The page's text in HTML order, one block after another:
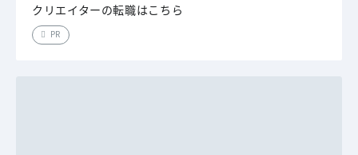
クリエイターの転職はこちら
PR